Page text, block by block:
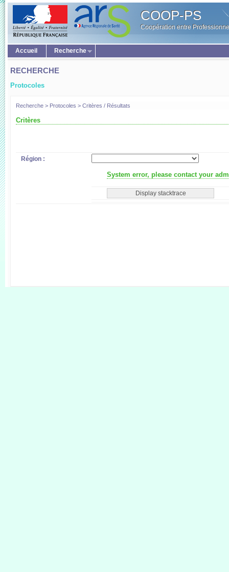
COOP-PS
Coopération entre
Accueil Recherche
RECHERCHE
Protocoles
Recherche > Protocoles > Critères / Résultats
Critères
Région :
System error, please contact your